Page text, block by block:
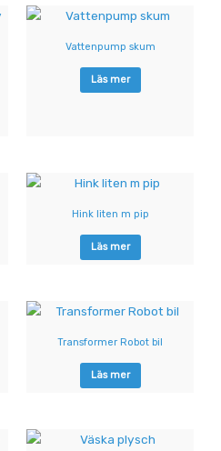
Vattenpump skum
Läs mer
Hink liten m pip
Läs mer
Transformer Robot bil
Läs mer